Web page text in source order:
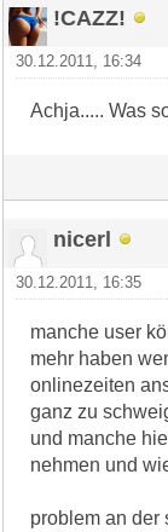
!CAZZ!
30.12.2011, 16:34
Achja..... Was
nicerl
30.12.2011, 16:35
manche user
mehr haben
onlinezeiten
ganz zu
und manche
nehmen und
problem an der